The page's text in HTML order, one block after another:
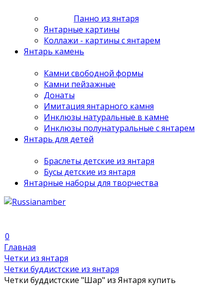
Панно из янтаря
Янтарные картины
Коллажи - картины с янтарем
Янтарь камень
Камни свободной формы
Камни пейзажные
Донаты
Имитация янтарного камня
Инклюзы натуральные в камне
Инклюзы полунатуральные с янтарем
Янтарь для детей
Браслеты детские из янтаря
Бусы детские из янтаря
Янтарные наборы для творчества
0
Главная
Четки из янтаря
Четки буддистские из янтаря
Четки буддистские "Шар" из Янтаря купить